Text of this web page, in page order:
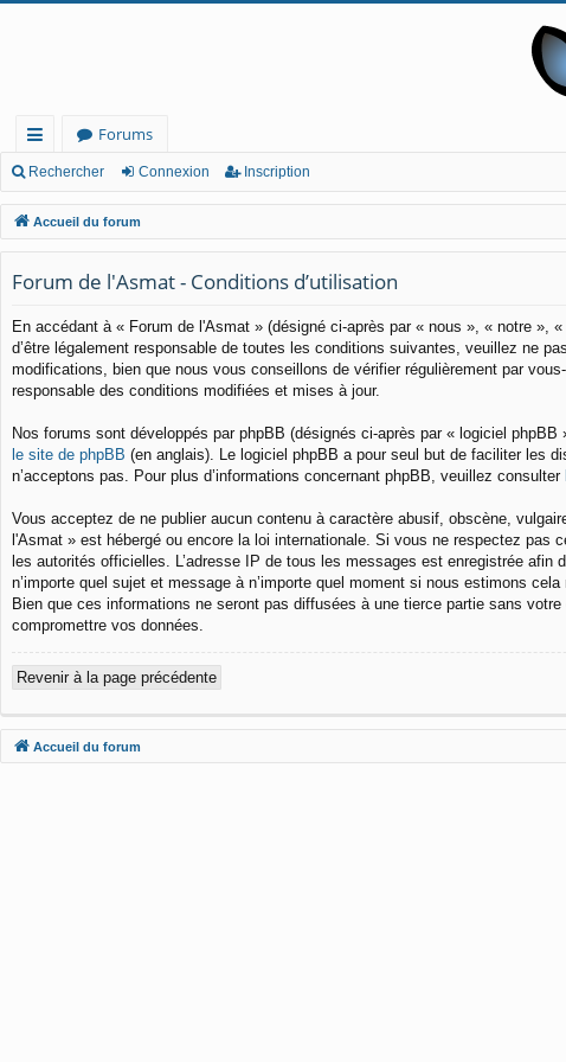
ac
co
ur
cis
Forums
Rechercher Connexion Inscription
Accueil du forum
Forum de l'Asmat - Conditions d’utilisation
En accédant à « Forum de l'Asmat » (désigné ci-après par « nous », « notre »,
d’être légalement responsable de toutes les conditions suivantes, veuillez ne
modifications, bien que nous vous conseillons de vérifier régulièrement par
responsable des conditions modifiées et mises à jour.
Nos forums sont développés par phpBB (désignés ci-après par « logiciel
le site de phpBB (en anglais). Le logiciel phpBB a pour seul but de faciliter les
n’acceptons pas. Pour plus d’informations concernant phpBB, veuillez consulter
Vous acceptez de ne publier aucun contenu à caractère abusif, obscène,
l'Asmat » est hébergé ou encore la loi internationale. Si vous ne respectez pas
les autorités officielles. L’adresse IP de tous les messages est enregistrée
n’importe quel sujet et message à n’importe quel moment si nous estimons
Bien que ces informations ne seront pas diffusées à une tierce partie sans
compromettre vos données.
Revenir à la page précédente
Accueil du forum